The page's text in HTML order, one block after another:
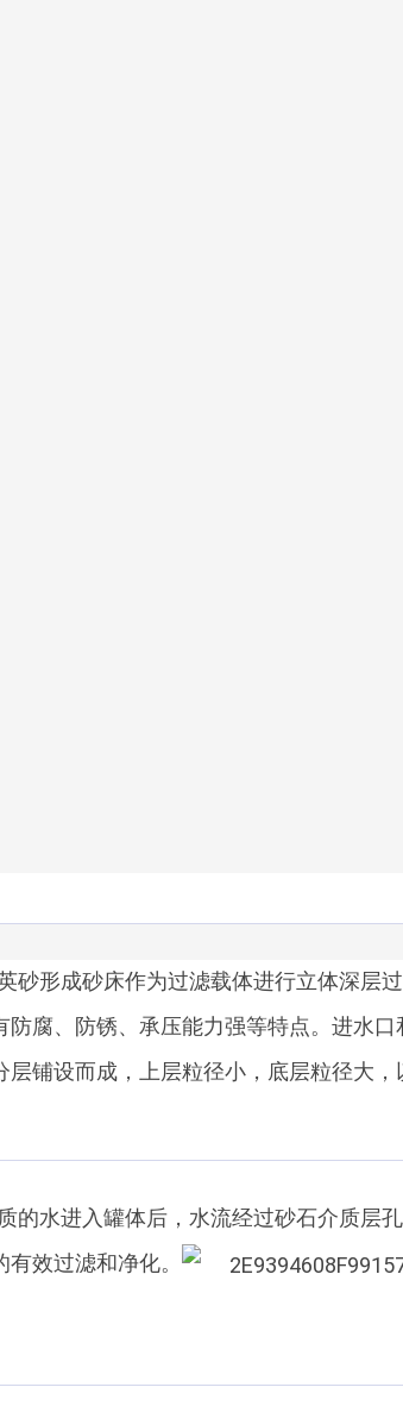
砂形成砂床作为过滤载体进行立体深层
腐、防锈、承压能力强等特点。进水
铺设而成，上层粒径小，底层粒径大
的水进入罐体后，水流经过砂石介质层
效过滤和净化。